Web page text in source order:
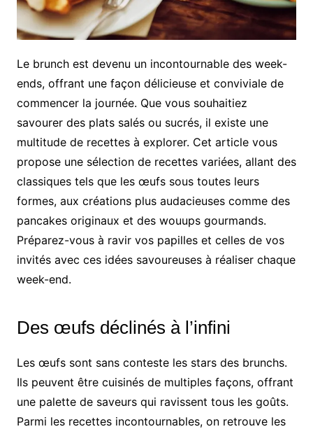
Le brunch est devenu un incontournable des week-
ends, offrant une façon délicieuse et conviviale de
commencer la journée. Que vous souhaitiez
savourer des plats salés ou sucrés, il existe une
multitude de recettes à explorer. Cet article vous
propose une sélection de recettes variées, allant des
classiques tels que les œufs sous toutes leurs
formes, aux créations plus audacieuses comme des
pancakes originaux et des wouups gourmands.
Préparez-vous à ravir vos papilles et celles de vos
invités avec ces idées savoureuses à réaliser chaque
week-end.
Des œufs déclinés à l’infini
Les œufs sont sans conteste les stars des brunchs.
Ils peuvent être cuisinés de multiples façons, offrant
une palette de saveurs qui ravissent tous les goûts.
Parmi les recettes incontournables, on retrouve les